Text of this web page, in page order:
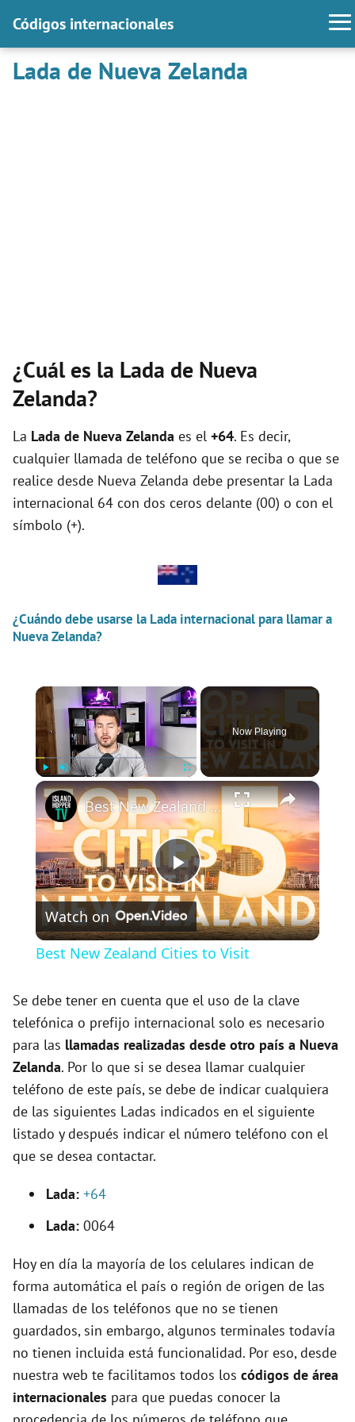
Códigos internacionales
Lada de Nueva Zelanda
¿Cuál es la Lada de Nueva
Zelanda?
La Lada de Nueva Zelanda es el +64. Es decir,
cualquier llamada de teléfono que se reciba o que se
realice desde Nueva Zelanda debe presentar la Lada
internacional 64 con dos ceros delante (00) o con el
símbolo (+).
¿Cuándo debe usarse la Lada internacional para llamar a
Nueva Zelanda?
×
Play Unmute Fullscreen
Now Playing
×
P
l
y
V
i
o
Best New Zealand Cities to Visit
Watch on
Best New Zealand Cities to Visit
Se debe tener en cuenta que el uso de la clave
telefónica o prefijo internacional solo es necesario
para las llamadas realizadas desde otro país a Nueva
Zelanda. Por lo que si se desea llamar cualquier
teléfono de este país, se debe de indicar cualquiera
de las siguientes Ladas indicados en el siguiente
listado y después indicar el número teléfono con el
que se desea contactar.
Lada: +64
Lada: 0064
Hoy en día la mayoría de los celulares indican de
forma automática el país o región de origen de las
llamadas de los teléfonos que no se tienen
guardados, sin embargo, algunos terminales todavía
no tienen incluida está funcionalidad. Por eso, desde
nuestra web te facilitamos todos los códigos de área
internacionales para que puedas conocer la